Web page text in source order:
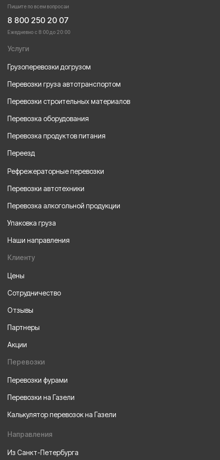
Пишите по всем вопросаи
8 800 250 20 07
Ежедневно с 8:00 до 20:00
Услуги
Грузоперевозки догрузом
Перевозки груза автотранспортом
Перевозки строительных материалов
Перевозка оборудования
Перевозка продуктов питания
Переезд
Рефрежераторные перевозки
Перевозки автотехники
Перевозка алкогольной продукции
Упаковка груза
Наши направления
Клиенту
Цены
Сотрудничество
Отзывы
Партнеры
Акции
Перевозки
Перевозки фурами
Перевозки на Газели
Калькулятор перевозок на Газели
Направления
Из Санкт-Петербурга